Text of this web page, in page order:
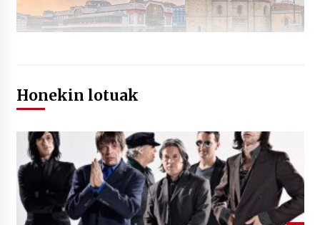
Honekin lotuak